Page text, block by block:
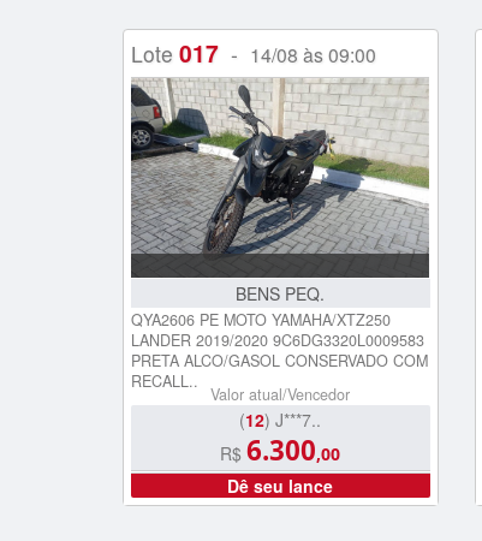
Lote 017 - 14/08 às 09:00
BENS PEQ.
QYA2606 PE MOTO YAMAHA/XTZ250
LANDER 2019/2020 9C6DG3320L0009583
PRETA ALCO/GASOL CONSERVADO COM
RECALL..
Valor atual/Vencedor
(12) J***7..
R$6.300,00
Dê seu lance